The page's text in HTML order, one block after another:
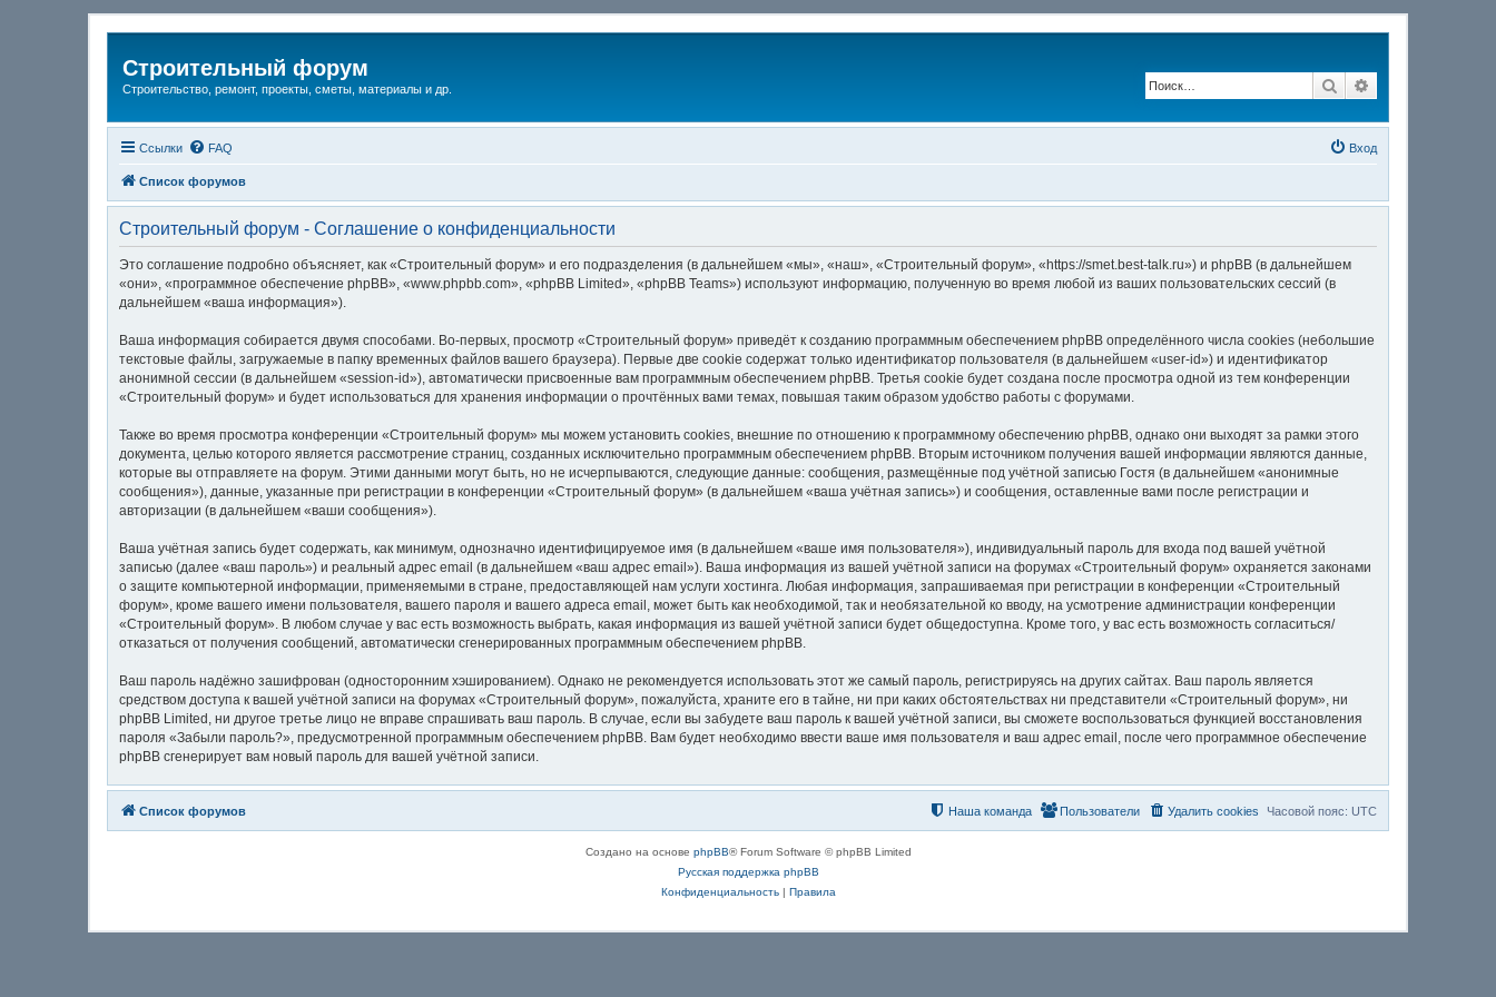
Строительный форум
Строительство, ремонт, проекты, сметы, материалы и др. Поиск
Ссылки FAQ Вход
Список форумов
Строительный форум - Соглашение о конфиденциальности
Это соглашение подробно объясняет, как «Строительный форум» и его подразделения (в дальнейшем «мы», «наш», «Строительный форум», «https://smet.best-talk.ru») и phpBB (в дальнейшем
«они», «программное обеспечение phpBB», «www.phpbb.com», «phpBB Limited», «phpBB Teams») используют информацию, полученную во время любой из ваших пользовательских сессий (в
дальнейшем «ваша информация»).
Ваша информация собирается двумя способами. Во-первых, просмотр «Строительный форум» приведёт к созданию программным обеспечением phpBB определённого числа cookies (небольшие
текстовые файлы, загружаемые в папку временных файлов вашего браузера). Первые две cookie содержат только идентификатор пользователя (в дальнейшем «user-id») и идентификатор
анонимной сессии (в дальнейшем «session-id»), автоматически присвоенные вам программным обеспечением phpBB. Третья cookie будет создана после просмотра одной из тем конференции
«Строительный форум» и будет использоваться для хранения информации о прочтённых вами темах, повышая таким образом удобство работы с форумами.
Также во время просмотра конференции «Строительный форум» мы можем установить cookies, внешние по отношению к программному обеспечению phpBB, однако они выходят за рамки этого
документа, целью которого является рассмотрение страниц, созданных исключительно программным обеспечением phpBB. Вторым источником получения вашей информации являются данные,
которые вы отправляете на форум. Этими данными могут быть, но не исчерпываются, следующие данные: сообщения, размещённые под учётной записью Гостя (в дальнейшем «анонимные
сообщения»), данные, указанные при регистрации в конференции «Строительный форум» (в дальнейшем «ваша учётная запись») и сообщения, оставленные вами после регистрации и
авторизации (в дальнейшем «ваши сообщения»).
Ваша учётная запись будет содержать, как минимум, однозначно идентифицируемое имя (в дальнейшем «ваше имя пользователя»), индивидуальный пароль для входа под вашей учётной
записью (далее «ваш пароль») и реальный адрес email (в дальнейшем «ваш адрес email»). Ваша информация из вашей учётной записи на форумах «Строительный форум» охраняется законами
о защите компьютерной информации, применяемыми в стране, предоставляющей нам услуги хостинга. Любая информация, запрашиваемая при регистрации в конференции «Строительный
форум», кроме вашего имени пользователя, вашего пароля и вашего адреса email, может быть как необходимой, так и необязательной ко вводу, на усмотрение администрации конференции
«Строительный форум». В любом случае у вас есть возможность выбрать, какая информация из вашей учётной записи будет общедоступна. Кроме того, у вас есть возможность согласиться/
отказаться от получения сообщений, автоматически сгенерированных программным обеспечением phpBB.
Ваш пароль надёжно зашифрован (односторонним хэшированием). Однако не рекомендуется использовать этот же самый пароль, регистрируясь на других сайтах. Ваш пароль является
средством доступа к вашей учётной записи на форумах «Строительный форум», пожалуйста, храните его в тайне, ни при каких обстоятельствах ни представители «Строительный форум», ни
phpBB Limited, ни другое третье лицо не вправе спрашивать ваш пароль. В случае, если вы забудете ваш пароль к вашей учётной записи, вы сможете воспользоваться функцией восстановления
пароля «Забыли пароль?», предусмотренной программным обеспечением phpBB. Вам будет необходимо ввести ваше имя пользователя и ваш адрес email, после чего программное обеспечение
phpBB сгенерирует вам новый пароль для вашей учётной записи.
Список форумов Часовой пояс: UTC
Удалить cookies
Пользователи
Наша команда
Создано на основе phpBB® Forum Software © phpBB Limited
Русская поддержка phpBB
Конфиденциальность| Правила